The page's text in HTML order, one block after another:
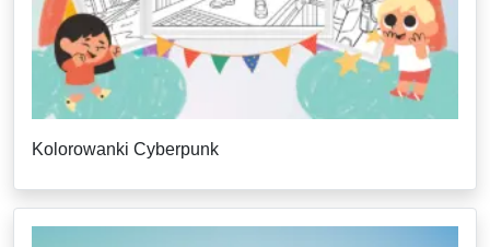
Kolorowanki Cyberpunk